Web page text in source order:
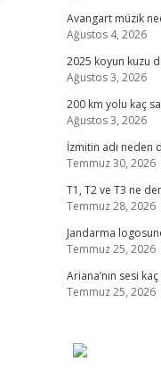
Avangart müzik
Ağustos 4, 2026
2025 koyun kuzu
Ağustos 3, 2026
200 km yolu kaç
Ağustos 3, 2026
İzmitin adı neden
Temmuz 30, 2026
T1, T2 ve T3 ne
Temmuz 28, 2026
Jandarma
Temmuz 25, 2026
Ariana’nın sesi
Temmuz 25, 2026